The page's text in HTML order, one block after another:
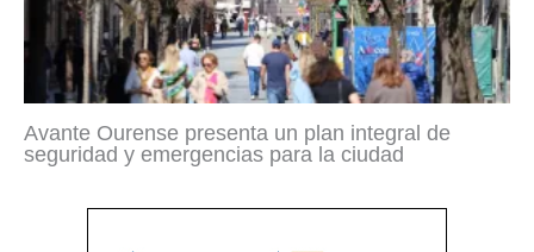
Avante Ourense presenta un plan integral de
seguridad y emergencias para la ciudad